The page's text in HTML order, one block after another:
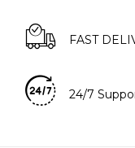
FAST
24/7